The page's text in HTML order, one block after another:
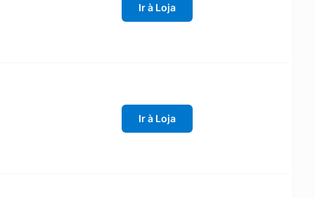
Ir à Loja
Ir à Loja